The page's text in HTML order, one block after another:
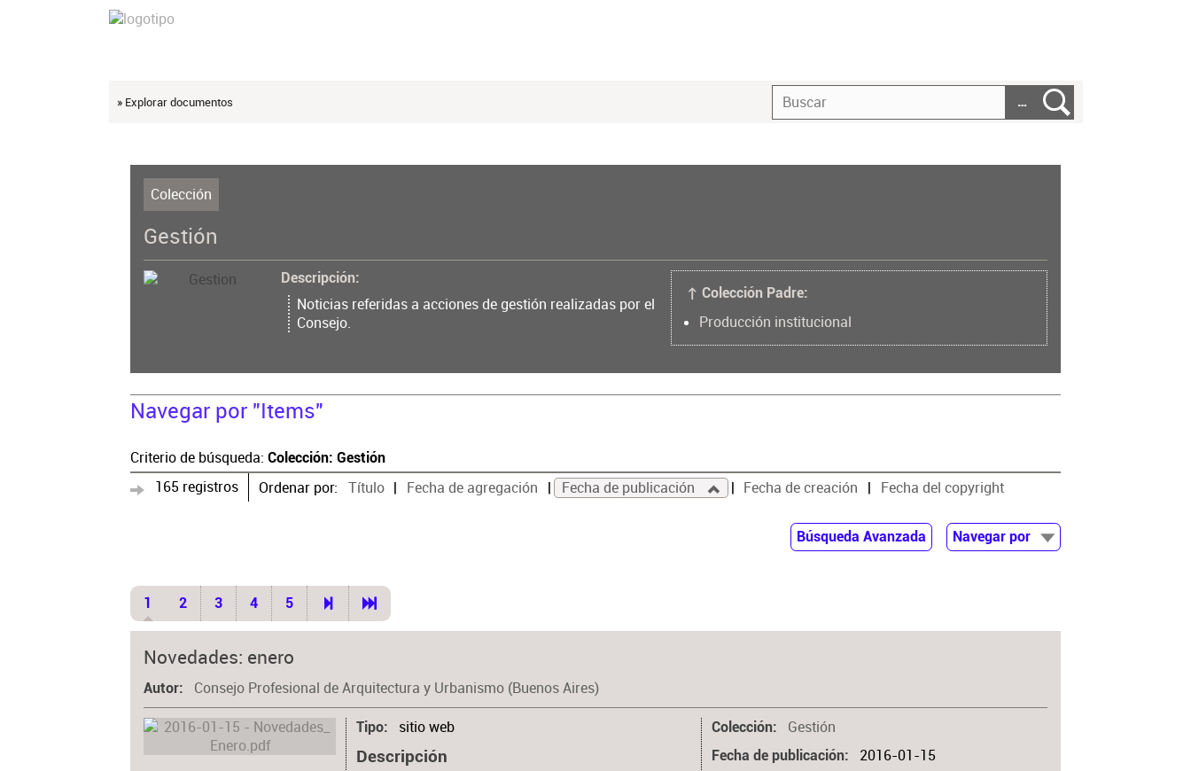
» Explorar documentos …
Colección
Gestión
Descripción
Noticias referidas a acciones de gestión realizadas por el
Consejo.
↑ Colección Padre:
Producción institucional
Navegar por "Items"
Criterio de búsqueda: Colección: Gestión
165 registros Ordenar por: Título Fecha de agregación Fecha de publicación Fecha de creación Fecha del copyright
Búsqueda Avanzada
Navegar por
1 2 3 4 5
Novedades: enero
Autor Consejo Profesional de Arquitectura y Urbanismo (Buenos Aires)
Tipo sitio web
Descripción
Colección Gestión
Fecha de publicación 2016-01-15